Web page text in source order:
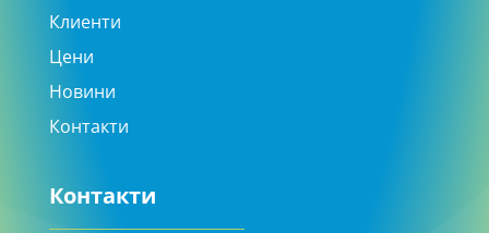
Клиенти
Цени
Новини
Контакти
Контакти